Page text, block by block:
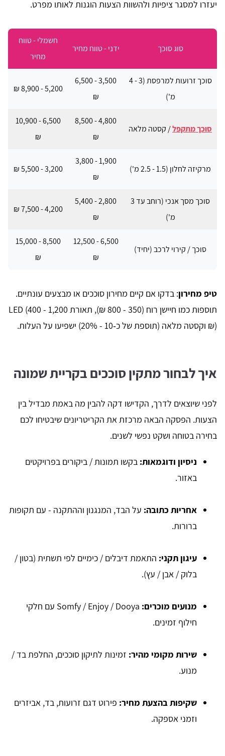
יעזרו למסגר ציפיות ולהשוות הצעות הוגנות לאותו מפרט.
סוג סוכך ידני - טווח מחיר
חשמלי - טווח
מחיר
סוכך זרועות למרפסת (3 - 4
מ')
3,500 - 6,500
₪
5,200 - 8,900 ₪
סוכך מתקפל/ קסטה מלאה
4,800 - 8,500
₪
6,500 - 10,900
₪
מרקיזה לחלון (1.5 - 2.5 מ')
1,900 - 3,800
₪
3,200 - 5,500 ₪
סוכך מסך אנכי (רוחב עד 3
מ')
2,800 - 5,400
₪
4,200 - 7,500 ₪
סוכך / קירוי לרכב (יחיד)
6,500 - 12,500
₪
8,500 - 15,000
₪
טיפ מחירון: בדקו אם קיים מחירון סוככים או מבצעים עונתיים.
תוספות כמו חיישן רוח (350 - 800 ₪), תאורת LED (400 - 1,200
₪) וקסטה מלאה (תוספת של כ‑10 - 20%) ישפיעו על העלות.
איך לבחור מתקין סוככים בקריית שמונה
לפני שיוצאים לדרך, הקדישו דקה להבין מה באמת מבדיל בין
הצעות. הפסקה הבאה מרכזת את הקריטריונים שיבטיחו לכם
בחירה בטוחה ושקט נפשי לשנים.
ניסיון ודוגמאות: בקשו תמונות / ביקורים בפרויקטים
באזור.
אחריות כתובה: על הבד, המנגנון וההתקנה - עם תקופות
ברורות.
עיגון תקני: התאמת דיבלים / כימיים לפי תשתית (בטון /
בלוק / אבן / עץ).
מנועים מוכרים:
Somfy / Enjoy / Dooya עם חלקי
חילוף זמינים.
שירות מקומי מהיר: זמינות לתיקון סוככים, החלפת בד /
מנוע.
שקיפות בהצעת מחיר: פירוט דגם זרועות, בד, אביזרים
וזמני אספקה.